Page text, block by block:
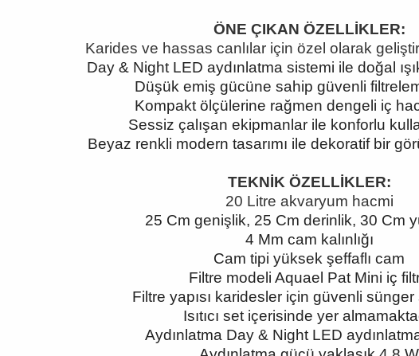
ÖNE ÇIKAN ÖZELLİKLER:
Karides ve hassas canlılar için özel olarak
Day & Night LED aydınlatma sistemi ile doğal
Düşük emiş gücüne sahip güvenli
Kompakt ölçülerine rağmen dengeli iç
Sessiz çalışan ekipmanlar ile konforlu
Beyaz renkli modern tasarımı ile dekoratif bir
TEKNİK ÖZELLİKLER:
20 Litre akvaryum hacmi
25 Cm genişlik, 25 Cm derinlik, 30 Cm
4 Mm cam kalınlığı
Cam tipi yüksek şeffaflı cam
Filtre modeli Aquael Pat Mini iç
Filtre yapısı karidesler için güvenli
Isıtıcı set içerisinde yer
Aydınlatma Day & Night LED